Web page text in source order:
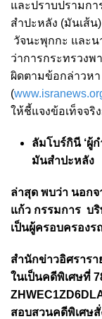
และปราบปรามก
สำปะหลัง (มันเส้
วัจนะพุกกะ และน
ว่าการกระทรวง
ผิดตามข้อกล่าวห
(
ให้ชี้แจงข้อเท็จจ
ลัมโบร์กินี ‘ผู้
มันสำปะหลัง
ล่าสุด พบว่า นอก
แก้ว กรรมการ บ
เป็นผู้ครอบครอง
สำนักข่าวอิศราร
ในเป็นคดีพิเศษที่
สอบสวนคดีพิเศษ